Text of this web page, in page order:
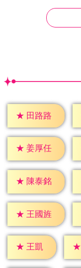
★ 田路路
★ 姜厚任
★ 陳泰銘
★ 王國旌
★ 王凱 ★